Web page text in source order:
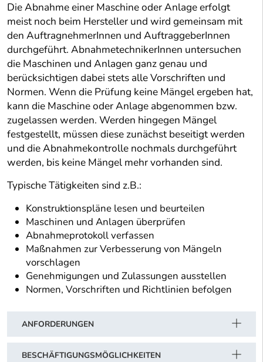
Die Abnahme einer Maschine oder Anlage erfolgt
meist noch beim Hersteller und wird gemeinsam mit
den AuftragnehmerInnen und AuftraggeberInnen
durchgeführt. AbnahmetechnikerInnen untersuchen
die Maschinen und Anlagen ganz genau und
berücksichtigen dabei stets alle Vorschriften und
Normen. Wenn die Prüfung keine Mängel ergeben hat,
kann die Maschine oder Anlage abgenommen bzw.
zugelassen werden. Werden hingegen Mängel
festgestellt, müssen diese zunächst beseitigt werden
und die Abnahmekontrolle nochmals durchgeführt
werden, bis keine Mängel mehr vorhanden sind.
Typische Tätigkeiten sind z.B.:
Konstruktionspläne lesen und beurteilen
Maschinen und Anlagen überprüfen
Abnahmeprotokoll verfassen
Maßnahmen zur Verbesserung von Mängeln
vorschlagen
Genehmigungen und Zulassungen ausstellen
Normen, Vorschriften und Richtlinien befolgen
ANFORDERUNGEN
BESCHÄFTIGUNGSMÖGLICHKEITEN